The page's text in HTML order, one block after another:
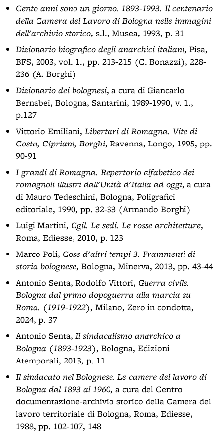
Cento anni sono un giorno. 1893-1993. Il centenario
della Camera del Lavoro di Bologna nelle immagini
dell'archivio storico, s.l., Musea, 1993, p. 31
Dizionario biografico degli anarchici italiani, Pisa,
BFS, 2003, vol. 1., pp. 213-215 (C. Bonazzi), 228-
236 (A. Borghi)
Dizionario dei bolognesi, a cura di Giancarlo
Bernabei, Bologna, Santarini, 1989-1990, v. 1.,
p.127
Vittorio Emiliani, Libertari di Romagna. Vite di
Costa, Cipriani, Borghi, Ravenna, Longo, 1995, pp.
90-91
I grandi di Romagna. Repertorio alfabetico dei
romagnoli illustri dall'Unità d'Italia ad oggi, a cura
di Mauro Tedeschini, Bologna, Poligrafici
editoriale, 1990, pp. 32-33 (Armando Borghi)
Luigi Martini, Cgil. Le sedi. Le rosse architetture,
Roma, Ediesse, 2010, p. 123
Marco Poli, Cose d'altri tempi 3. Frammenti di
storia bolognese, Bologna, Minerva, 2013, pp. 43-44
Antonio Senta, Rodolfo Vittori, Guerra civile.
Bologna dal primo dopoguerra alla marcia su
Roma. (1919-1922), Milano, Zero in condotta,
2024, p. 37
Antonio Senta, Il sindacalismo anarchico a
Bologna (1893-1923), Bologna, Edizioni
Atemporali, 2013, p. 11
Il sindacato nel Bolognese. Le camere del lavoro di
Bologna dal 1893 al 1960, a cura del Centro
documentazione-archivio storico della Camera del
lavoro territoriale di Bologna, Roma, Ediesse,
1988, pp. 102-107, 148